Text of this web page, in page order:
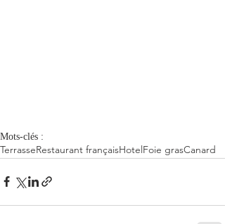
Mots-clés :
TerrasseRestaurant françaisHotelFoie grasCanard